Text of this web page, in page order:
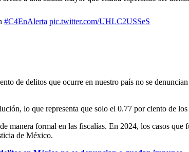
#C4EnAlerta pic.twitter.com/UHLC2USSeS
de delitos que ocurre en nuestro país no se
lo que representa que solo el 0.77 por ciento de
manera formal en las fiscalías. En 2024, los casos
de México.